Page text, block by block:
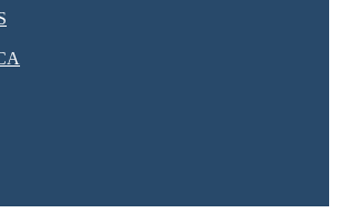
TRANSIENTES SPDS PARA
FOTOVOLTAICAS